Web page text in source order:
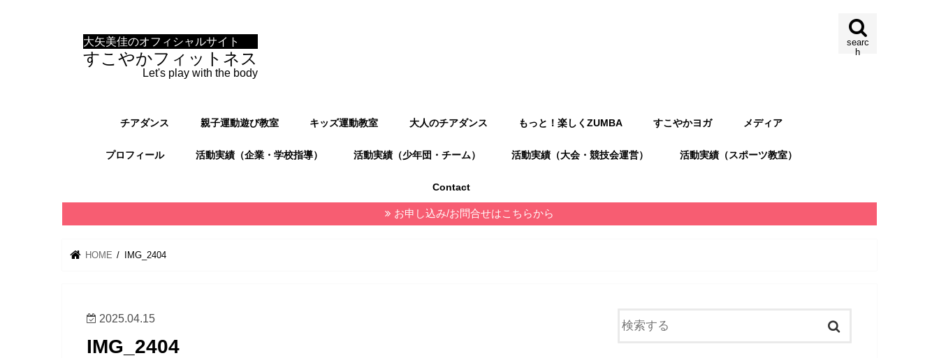
大矢美佳のオフィシャルサイト
すこやかフィットネス
Let's play with the body
searc
h
チアダンス 親子運動遊び教室 キッズ運動教室 大人のチアダンス もっと！楽しくZUMBA すこやかヨガ メディア
プロフィール 活動実績（企業・学校指導） 活動実績（少年団・チーム） 活動実績（大会・競技会運営） 活動実績（スポーツ教室）
Contact
お申し込み/お問合せはこちらから
HOME IMG_2404
2025.04.15
IMG_2404